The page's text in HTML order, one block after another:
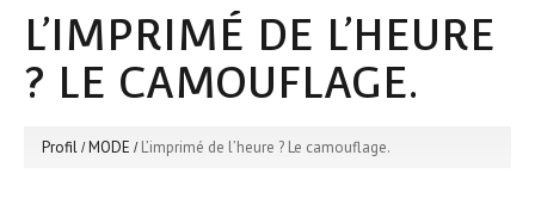
L’IMPRIMÉ DE L’HEURE
? LE CAMOUFLAGE.
Profil MODE L’imprimé de l’heure ? Le camouflage.